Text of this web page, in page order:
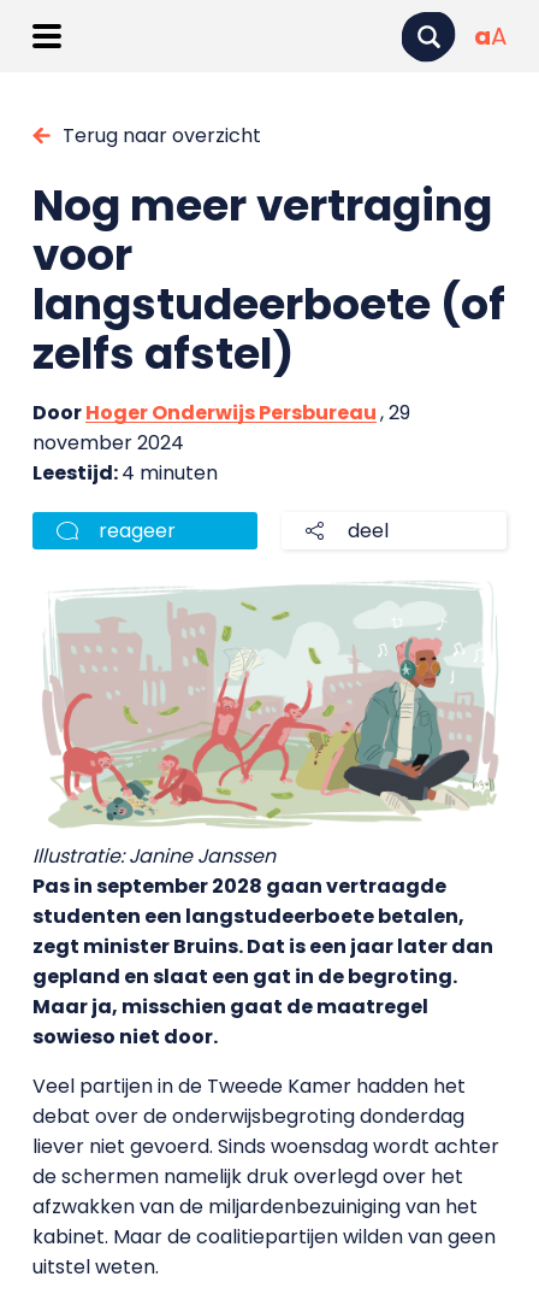
aA
Terug naar overzicht
Nog meer vertraging
voor
langstudeerboete (of
zelfs afstel)
DoorHoger Onderwijs Persbureau, 29
november 2024
Leestijd:4 minuten
reageer deel
Illustratie: Janine Janssen
Pas in september 2028 gaan vertraagde
studenten een langstudeerboete betalen,
zegt minister Bruins. Dat is een jaar later dan
gepland en slaat een gat in de begroting.
Maar ja, misschien gaat de maatregel
sowieso niet door.
Veel partijen in de Tweede Kamer hadden het
debat over de onderwijsbegroting donderdag
liever niet gevoerd. Sinds woensdag wordt achter
de schermen namelijk druk overlegd over het
afzwakken van de miljardenbezuiniging van het
kabinet. Maar de coalitiepartijen wilden van geen
uitstel weten.